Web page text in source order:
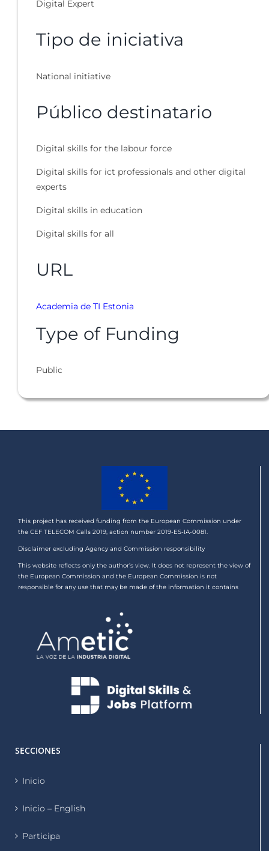
Digital Expert
Tipo de iniciativa
National initiative
Público destinatario
Digital skills for the labour force
Digital skills for ict professionals and other digital
experts
Digital skills in education
Digital skills for all
URL
Academia de TI Estonia
Type of Funding
Public
This project has received funding from the European Commission under
the CEF TELECOM Calls 2019, action number 2019-ES-IA-0081.
Disclaimer excluding Agency and Commission responsibility
This website reflects only the author’s view. It does not represent the view of
the European Commission and the European Commission is not
responsible for any use that may be made of the information it contains
SECCIONES
Inicio
Inicio – English
Participa